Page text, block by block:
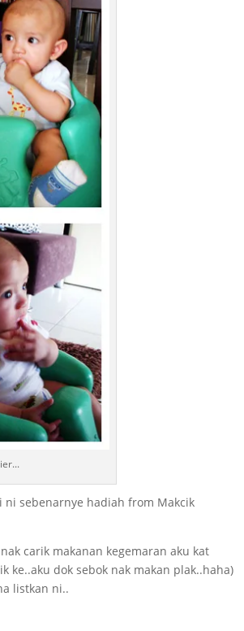
sebenarnye hadiah from Makcik
carik makanan kegemaran aku kat
ke..aku dok sebok nak makan plak..haha)
listkan ni..